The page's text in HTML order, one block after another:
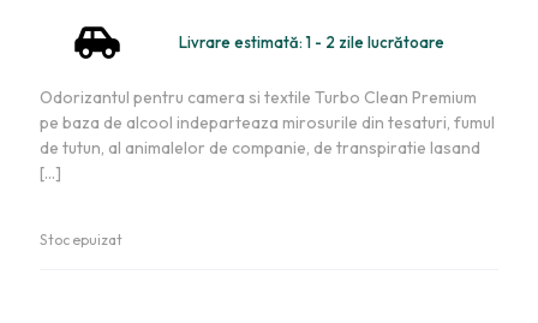
Livrare estimată: 1 - 2 zile lucrătoare
Odorizantul pentru camera si textile Turbo Clean Premium
pe baza de alcool indeparteaza mirosurile din tesaturi, fumul
de tutun, al animalelor de companie, de transpiratie lasand
[…]
Stoc epuizat